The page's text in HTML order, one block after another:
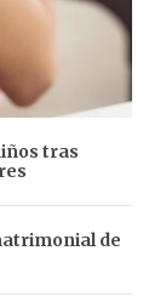
tras
de